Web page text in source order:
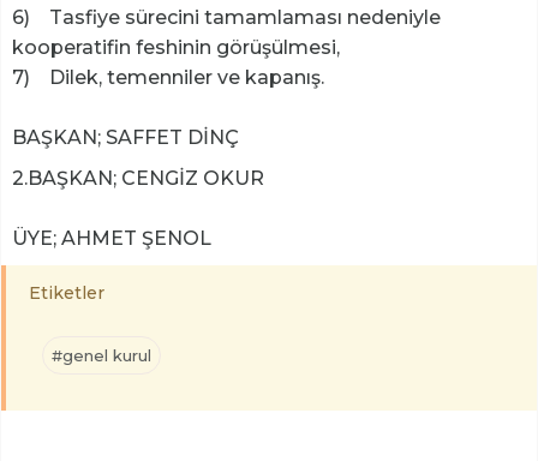
6) Tasfiye sürecini tamamlaması nedeniyle
kooperatifin feshinin görüşülmesi,
7) Dilek, temenniler ve kapanış.
BAŞKAN; SAFFET DİNÇ
2.BAŞKAN; CENGİZ OKUR
ÜYE; AHMET ŞENOL
Etiketler
#genel kurul